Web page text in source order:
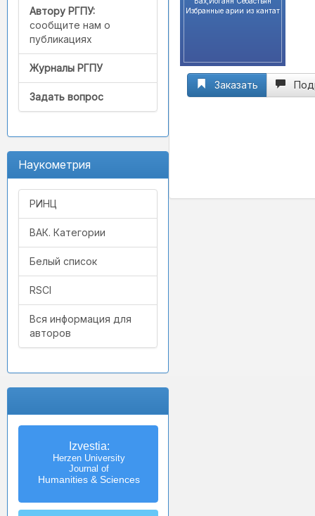
Автору РГПУ:
сообщите нам о
публикациях
Журналы РГПУ
Задать вопрос
Наукометрия
РИНЦ
ВАК. Категории
Белый список
RSCI
Вся информация для
авторов
Izvestia:
Herzen University
Journal of
Humanities & Sciences
Избранные арии из кантат
Заказать